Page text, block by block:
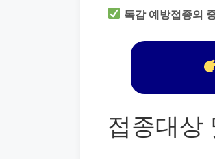
독감 예방접종의
접종대상